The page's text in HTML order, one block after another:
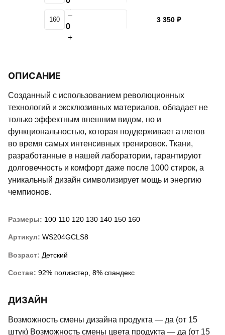
+
160 –
+
3 350 ₽
ОПИСАНИЕ
Созданный с использованием революционных
технологий и эксклюзивных материалов, обладает не
только эффектным внешним видом, но и
функциональностью, которая поддерживает атлетов
во время самых интенсивных тренировок. Ткани,
разработанные в нашей лаборатории, гарантируют
долговечность и комфорт даже после 1000 стирок, а
уникальный дизайн символизирует мощь и энергию
чемпионов.
Размеры: 100 110 120 130 140 150 160
Артикул: WS204GCLS8
Возраст: Детский
Состав: 92% полиэстер, 8% спандекс
ДИЗАЙН
Возможность смены дизайна продукта — да (от 15
штук) Возможность смены цвета продукта — да (от 15